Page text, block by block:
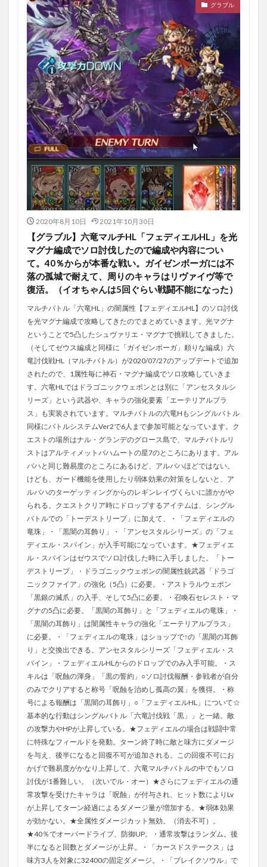
グラブル
2020年8月10日 2021年10月30日
【グラブル】六竜マルチHL「フェディエルHL」を光
マグナ編成でソロ討伐したので編成や内容につい
て。40％からが本番な戦い。ガイゼンボーガには不
落の孤城で耐えて、周りのキャラはリヴァイヴ等で
復活。（イオちゃんは5回ぐらい戦闘不能になった）
マルチバトル「六竜HL」の闇属性【フェディエルHL】のソロ討伐
を光マグナ編成で攻略してきたのでまとめていきます。光マグナ
ということで5凸したシュヴァリエ・マグナで挑戦してきました。
（そしてゼウス編成と同様に「ガイゼンボーガ」頼りな編成）六
竜討伐戦HL（マルチバトル）が2020/07/27のアップデートで追加
されたので、1属性毎に神石・マグナ編成でソロ攻略していきま
す。六竜HLではドラゴニックウェポンとは別に「アンセスタルシ
リーズ」という武器や、キャラの強化要素「エーテリアルプラ
ス」も実装されています。マルチバトルの六竜Hもシングルバトル
同様にバトルシステムVer2で6人まで参加可能となっています。ク
エストの場所はナル・グランデのグロース島で、マルチバトルリ
ストはアルティメットバハムートの星7のところにあります。アル
バハと同じ難易度のところにあるけど、アルバハほどではない。
けども、ガード機能を使用したり弱体効果の対策をしないと、ア
ルバハのターゲッティングからのレギンレイヴくらいに誰かがや
られる。クエストクリア時にドロップするアイテムは、シングル
バトルでの「トーデストリープ」に加えて、・「フェディエルの
竜珠」・「黒闇の耳飾り」・「アンセスタルシリーズ」の「フェ
ディエル・スパイン」が入手可能になっています。★フェディエ
ル・スパインはゼウスでソロ討伐した時に入手しました。「トー
デストリープ」・ドラゴニックウェポンの闇属性銃武器「ドラゴ
ニックファイア」の強化（5凸）に必要。・アストラルウェポン
「黒銀の滅爪」の入手、そして5凸に必要。・召喚石セレスト・マ
グナの5凸に必要。「黒闇の耳飾り」と「フェディエルの竜珠」・
「黒闇の耳飾り」は闇属性キャラの強化「エーテリアルプラス」
に必要。・「フェディエルの竜珠」はショップで↑の「黒闇の耳飾
り」と交換出できる。アンセスタルシリーズ「フェディエル・ス
パイン」・フェディエルHLからのドロップでのみ入手可能。・ス
キルは「呪蝕の渾身」「黒の誓約」○ソロ討伐報酬・参戦者が自分
のみでクリアすると称号「呪蝕を治めし孤高の翼」を獲得。・称
号による報酬は「黒闇の耳飾り」○「フェディエルHL」について☆
基本的な行動はシングルバトル「六竜討伐戦「黒」」と一緒。敵
の攻撃力やHPが上昇している。★フェディエルの場合は戦闘中常
に特殊なフィールドを発動。ターン終了時に敵と味方にダメージ
を与え、後半になると回復不可が追加される。この回復不可にお
かげで難易度がかなり上昇して、六竜マルチバトルの中でもソロ
討伐が1番難しい。（次いでル・オー）★さらにフェディエルの通
常攻撃を受けたキャラは「呪蝕」が付与され、ヒット数によりLv
が上昇してターン経過によるダメージ量が増加する。★弱体効果
が効かない。★全属性ダメージカット無効。（消去不可）。
★40％でオーバードライブ、防御UP。・通常攻撃はランダム。後
半になると回数とダメージが上昇。・「カースドステークス」は
味方3人を対象に32400の固定ダメージ。・「ブレイクソウル」で